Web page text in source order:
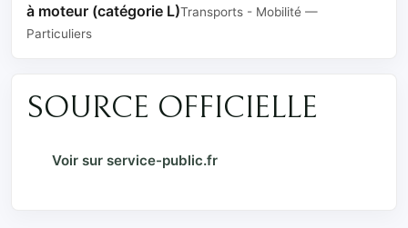
à moteur (catégorie L)Transports - Mobilité —
Particuliers
SOURCE OFFICIELLE
Voir sur service-public.fr